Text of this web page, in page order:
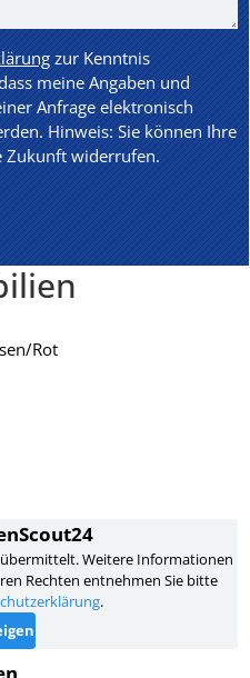
zur Kenntnis
meine Angaben und
Anfrage elektronisch
Hinweis: Sie können Ihre
Zukunft widerrufen.
Rot